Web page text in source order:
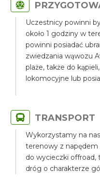
Uczestnicy powinni
około 1 godziny w
powinni posiadać
zwiedzania wąwozu
plaże, także do
lokomocyjne lub
TRANSPORT
Wykorzystamy na
terenowy z napędem
do wycieczki offroad,
dróg o charakterze